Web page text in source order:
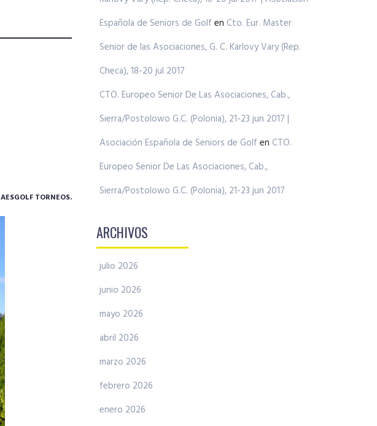
AESGOLF TORNEOS.
Española de Seniors de Golf en Cto. Eur. Master
Senior de las Asociaciones, G. C. Karlovy Vary (Rep.
Checa), 18-20 jul 2017
CTO. Europeo Senior De Las Asociaciones, Cab.,
Sierra/Postolowo G.C. (Polonia), 21-23 jun 2017 |
Asociación Española de Seniors de Golf en CTO.
Europeo Senior De Las Asociaciones, Cab.,
Sierra/Postolowo G.C. (Polonia), 21-23 jun 2017
ARCHIVOS
julio 2026
junio 2026
mayo 2026
abril 2026
marzo 2026
febrero 2026
enero 2026